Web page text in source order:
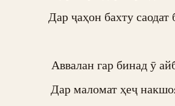
Дар ҷаҳон бахту
Аввалан гар бинад ӯ
Дар маломат ҳеҷ